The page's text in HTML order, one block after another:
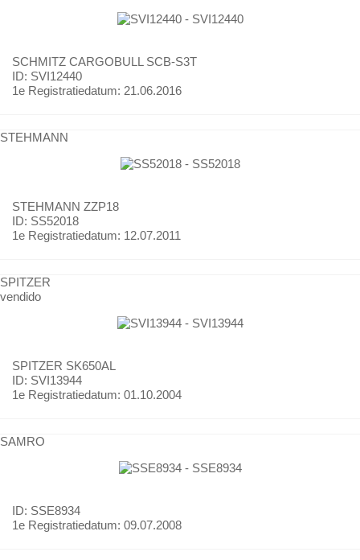
SCHMITZ CARGOBULL SCB-S3T
ID: SVI12440
1e Registratiedatum: 21.06.2016
STEHMANN
STEHMANN ZZP18
ID: SS52018
1e Registratiedatum: 12.07.2011
SPITZER
vendido
SPITZER SK650AL
ID: SVI13944
1e Registratiedatum: 01.10.2004
SAMRO
ID: SSE8934
1e Registratiedatum: 09.07.2008